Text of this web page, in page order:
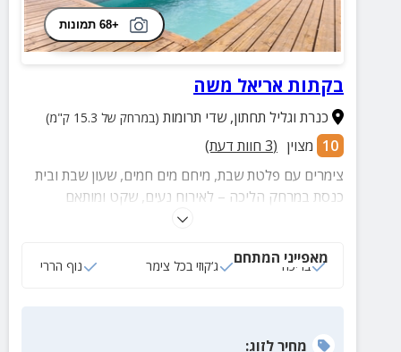
+68 תמונות
בקתות אריאל משה
כנרת וגליל תחתון,שדי תרומות (במרחק של 15.3 ק"מ)
10 מצוין (
3 חוות דעת)
צימרים עם פלטת שבת, מיחם מים חמים, שעון שבת ובית
כנסת במרחק הליכה – לאירוח נעים, שקט ומותאם
מאפייני המתחם
בריכה ג‘קוזי בכל צימר נוף הררי
מחירלזוג: